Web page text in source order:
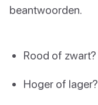
beantwoorden.
Rood of zwart?
Hoger of lager?